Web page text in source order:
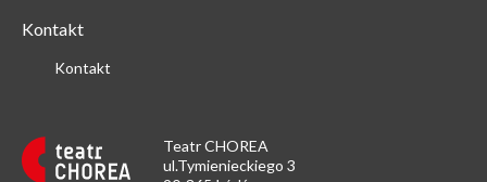
Teatr CHOREA
ul.Tymienieckiego 3
Kontakt
Kontakt